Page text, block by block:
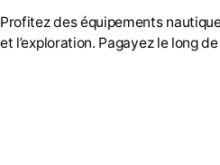
Profitez des équipements
et l’exploration. Pagayez le long